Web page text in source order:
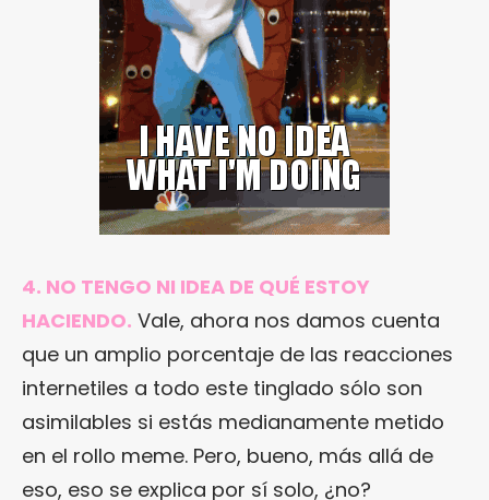
4. NO TENGO NI IDEA DE QUÉ ESTOY
HACIENDO. Vale, ahora nos damos cuenta
que un amplio porcentaje de las reacciones
internetiles a todo este tinglado sólo son
asimilables si estás medianamente metido
en el rollo meme. Pero, bueno, más allá de
eso, eso se explica por sí solo, ¿no?